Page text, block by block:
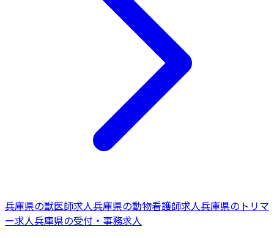
兵庫県の獣医師求人兵庫県の動物看護師求人兵庫県の トリマ
ー求人兵庫県の受付・事務求人